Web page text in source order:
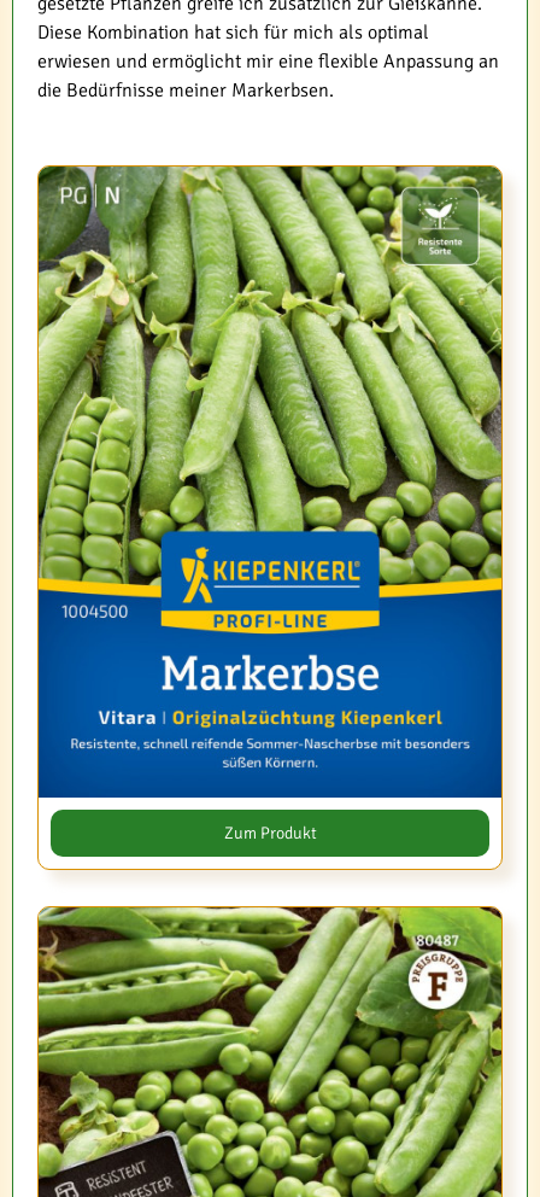
Diese Kombination hat sich für mich als optimal
erwiesen und ermöglicht mir eine flexible Anpassung an
die Bedürfnisse meiner Markerbsen.
Zum Produkt